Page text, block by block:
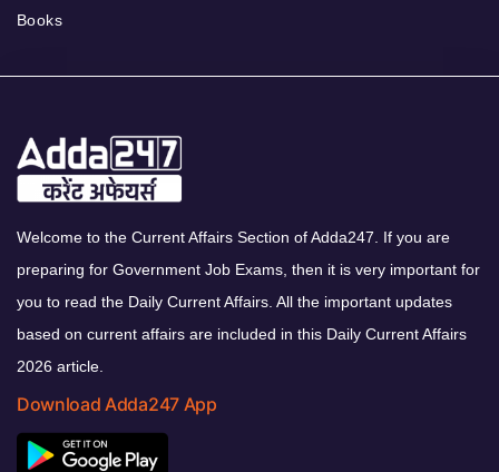
Books
Welcome to the Current Affairs Section of Adda247. If you are
preparing for Government Job Exams, then it is very important for
you to read the Daily Current Affairs. All the important updates
based on current affairs are included in this Daily Current Affairs
2026 article.
Download Adda247 App